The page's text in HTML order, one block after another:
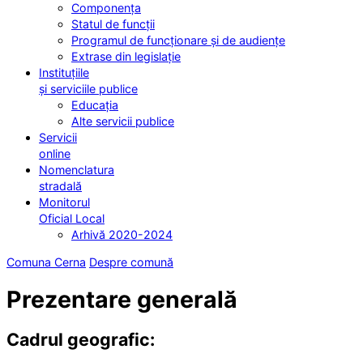
Componența
Statul de funcții
Programul de funcționare și de audiențe
Extrase din legislație
Instituțiile
și serviciile publice
Educația
Alte servicii publice
Servicii
online
Nomenclatura
stradală
Monitorul
Oficial Local
Arhivă 2020-2024
Comuna Cerna Despre comună
Prezentare generală
Cadrul geografic: